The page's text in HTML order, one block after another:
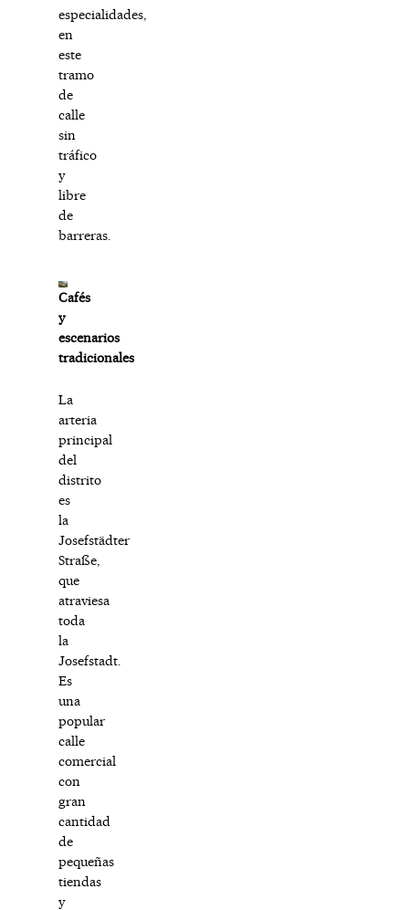
especialidades,
en
este
tramo
de
calle
sin
tráfico
y
libre
de
barreras.
Cafés
y
escenarios
tradicionales
La
arteria
principal
del
distrito
es
la
Josefstädter
Straße,
que
atraviesa
toda
la
Josefstadt.
Es
una
popular
calle
comercial
con
gran
cantidad
de
pequeñas
tiendas
y